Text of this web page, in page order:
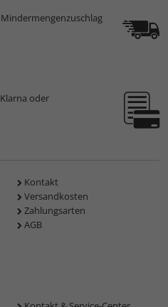
oder
Kontakt
Versandkosten
Zahlungsarten
AGB